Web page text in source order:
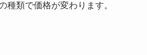
種類で価格が変わります。